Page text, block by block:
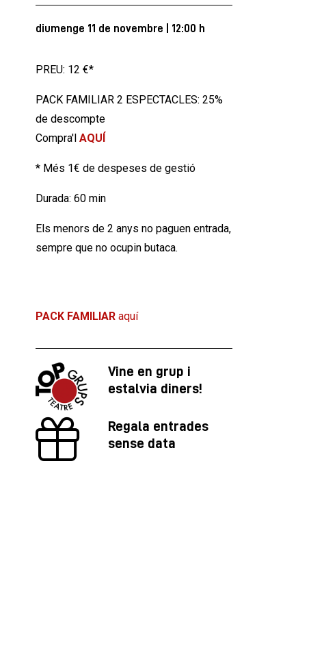
diumenge 11 de novembre 12:00 h
PREU: 12 €*
PACK FAMILIAR 2 ESPECTACLES: 25%
de descompte
Compra'l AQUÍ
* Més 1€ de despeses de gestió
Durada: 60 min
Els menors de 2 anys no paguen entrada,
sempre que no ocupin butaca.
PACK FAMILIAR aquí
Vine en grup i
estalvia diners!
Regala entrades
sense data